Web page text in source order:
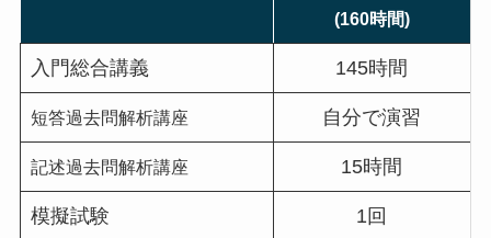
(160時間)
入門総合講義 145時間
短答過去問解析講座 自分で演習
記述過去問解析講座 15時間
模擬試験 1回